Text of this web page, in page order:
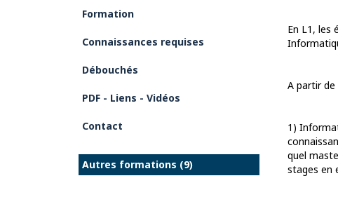
Formation
Connaissances requises
Débouchés
PDF - Liens - Vidéos
Contact
Autres formations (9)
En L1, les
A partir
1)
quel
stages en